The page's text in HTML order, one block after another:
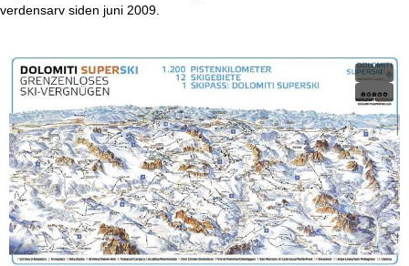
verdensarv siden juni 2009.